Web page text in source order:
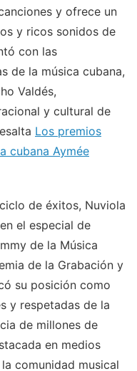
y ofrece un
y ricos sonidos de
con las
de la música cubana,
Valdés,
y cultural de
Los premios
cubana Aymée
de éxitos, Nuviola
el especial de
de la Música
de la Grabación y
su posición como
y respetadas de la
de millones de
en medios
comunidad musical